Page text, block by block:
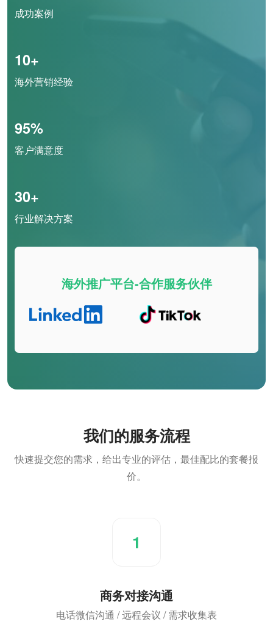
成功案例
10+
海外营销经验
95%
客户满意度
30+
行业解决方案
海外推广平台-合作服务伙伴
我们的服务流程
快速提交您的需求，给出专业的评估，最佳配比的套餐报
价。
1
商务对接沟通
电话微信沟通 / 远程会议 / 需求收集表